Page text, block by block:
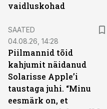
vaidluskohad
SAATED
04.08.26, 14:28
Piilmannid tõid
kahjumit näidanud
Solarisse Apple’i
taustaga juhi. “Minu
eesmärk on, et